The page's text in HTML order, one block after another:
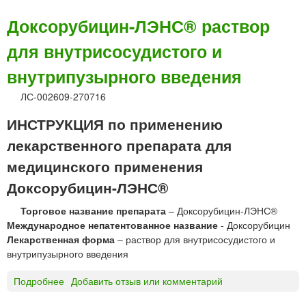
Доксорубицин-ЛЭНС® раствор
для внутрисосудистого и
внутрипузырного введения
ЛС-002609-270716
ИНСТРУКЦИЯ по применению
лекарственного препарата для
медицинского применения
Доксорубицин-ЛЭНС®
Торговое название препарата – Доксорубицин-ЛЭНС®
Международное непатентованное название - Доксорубицин
Лекарственная форма – раствор для внутрисосудистого и
внутрипузырного введения
Подробнее Добавить отзыв или комментарий